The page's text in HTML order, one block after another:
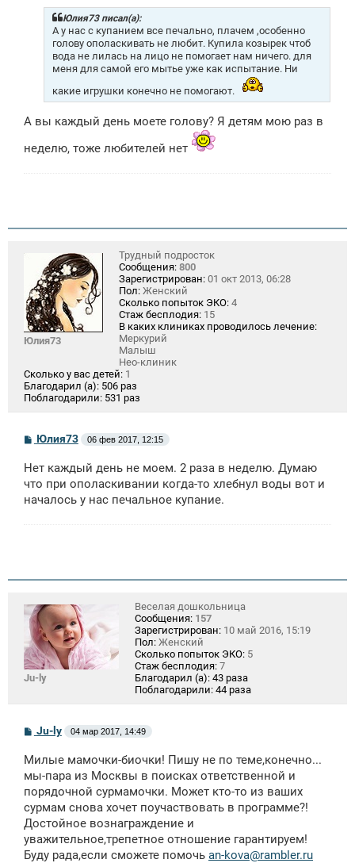
Юлия73 писал(а):
А у нас с купанием все печально, плачем ,особенно
голову ополаскивать не любит. Купила козырек чтоб
вода не лилась на лицо не помогает нам ничего. для
меня для самой его мытье уже как испытание. Ни
какие игрушки конечно не помогают.
А вы каждый день моете голову? Я детям мою раз в
неделю, тоже любителей нет
Юлия73
Трудный подросток
Сообщения: 800
Зарегистрирован: 01 окт 2013, 06:28
Пол: Женский
Сколько попыток ЭКО: 4
Стаж бесплодия: 15
В каких клиниках проводилось лечение:
Меркурий
Малыш
Нео-клиник
Сколько у вас детей: 1
Благодарил (а): 506 раз
Поблагодарили: 531 раз
С
б
щ
н
Юлия73 06 фев 2017, 12:15
Нет каждый день не моем. 2 раза в неделю. Думаю
что при ополаскивании когда-то хлебнул воды вот и
началось у нас печальное купание.
Ju-ly
Веселая дошкольница
Сообщения: 157
Зарегистрирован: 10 май 2016, 15:19
Пол: Женский
Сколько попыток ЭКО: 5
Стаж бесплодия: 7
Благодарил (а): 43 раза
Поблагодарили: 44 раза
б
щ
н
и
Ju-ly 04 мар 2017, 14:49
Милые мамочки-биочки! Пишу не по теме,конечно...
мы-пара из Москвы в поисках ответственной и
порядочной сурмамочки. Может кто-то из ваших
сурмам снова хочет поучаствовать в программе?!
Достойное вознаграждение и
уважительное,трепетное отношение гарантируем!
Буду рада,если сможете помочь an-kova@rambler.ru